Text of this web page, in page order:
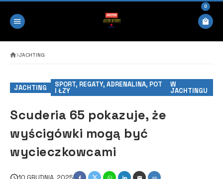
0
JACHTING
JACHTING SPORT, REGATY, ADRENALINA, POT
I ŁZY
W
JACHTINGU
Scuderia 65 pokazuje, że
wyścigówki mogą być
wycieczkowcami